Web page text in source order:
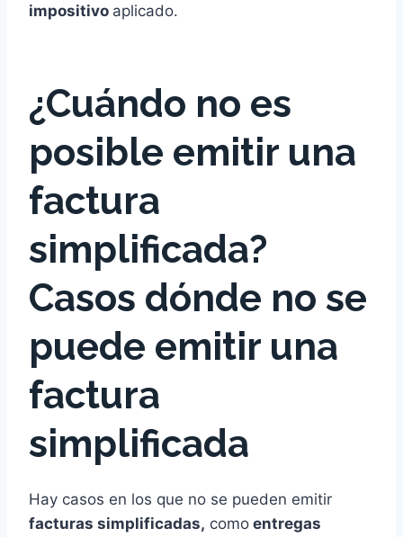
impositivo aplicado.
¿Cuándo no es
posible emitir una
factura
simplificada?
Casos dónde no se
puede emitir una
factura
simplificada
Hay casos en los que no se pueden emitir
facturas simplificadas, como entregas